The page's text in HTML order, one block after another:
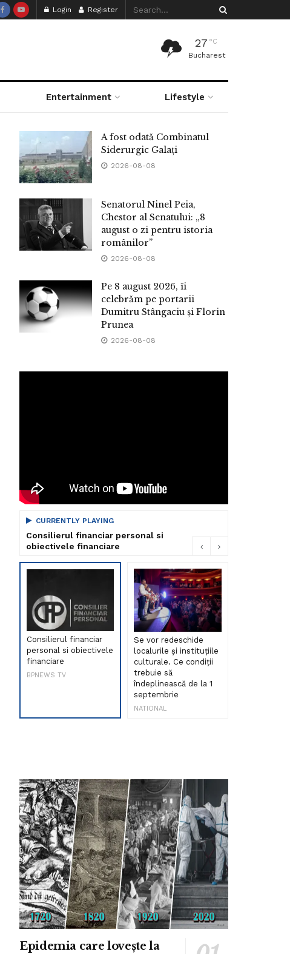
Login Register
27 °C
Bucharest
Entertainment Lifestyle
A fost odată Combinatul
Siderurgic Galați
2026-08-08
Senatorul Ninel Peia,
Chestor al Senatului: „8
august o zi pentru istoria
românilor”
2026-08-08
Pe 8 august 2026, îi
celebrăm pe portarii
Dumitru Stângaciu și Florin
Prunea
2026-08-08
CURRENTLY PLAYING
Consilierul financiar personal si
obiectivele financiare
Consilierul financiar
personal si obiectivele
financiare
BPNEWS TV
Se vor redeschide
localurile și instituțiile
culturale. Ce condiții
trebuie să
îndeplinească de la 1
septembrie
NATIONAL
Epidemia care lovește la